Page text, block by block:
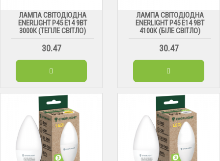
ЛАМПА СВІТОДІОДНА
ENERLIGHT Р45 Е14 9ВТ
3000К (ТЕПЛЕ СВІТЛО)
30.47
ЛАМПА СВІТОДІОДНА
ENERLIGHT Р45 Е14 9ВТ
4100К (БІЛЕ СВІТЛО)
30.47